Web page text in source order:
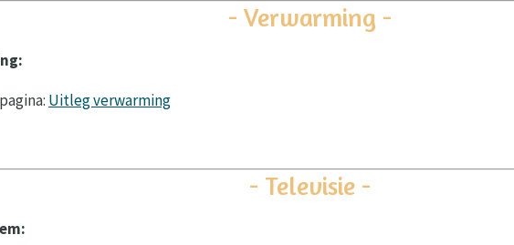
- Verwarming -
Uitleg verwarming
- Televisie -